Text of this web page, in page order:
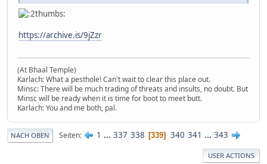
https://archive.is/9jZzr
(At Bhaal Temple)
Karlach: What a pesthole! Can't wait to clear this place out.
Minsc: There will be much trading of threats and insults, no doubt. But
Minsc will be ready when it is time for boot to meet butt.
Karlach: You and me both, pal.
NACH OBEN Seiten 1 ... 337 338 339 340 341 ... 343
USER ACTIONS